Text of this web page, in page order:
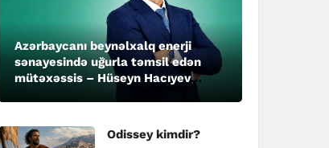
Azərbaycanı beynəlxalq enerji
sənayesində uğurla təmsil edən
mütəxəssis – Hüseyn Hacıyev
Odissey kimdir?